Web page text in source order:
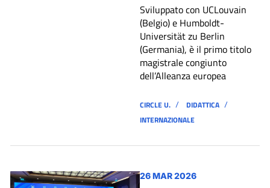
Sviluppato con UCLouvain
(Belgio) e Humboldt-
Universität zu Berlin
(Germania), è il primo titolo
magistrale congiunto
dell’Alleanza europea
CIRCLE U. / DIDATTICA /
INTERNAZIONALE
26 MAR 2026